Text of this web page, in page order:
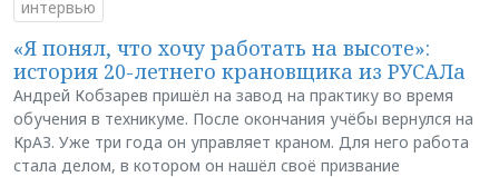
интервью
«Я понял, что хочу работать на высоте»:
история 20-летнего крановщика из РУСАЛа
Андрей Кобзарев пришёл на завод на практику во время
обучения в техникуме. После окончания учёбы вернулся на
КрАЗ. Уже три года он управляет краном. Для него работа
стала делом, в котором он нашёл своё призвание